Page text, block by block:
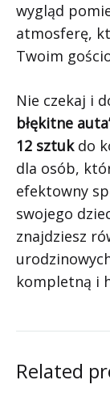
wygląd
atmosferę,
Twoim
Nie czekaj i
błękitne
12 sztukdo
dla osób,
efektowny
swojego
znajdziesz
kompletną i
Related